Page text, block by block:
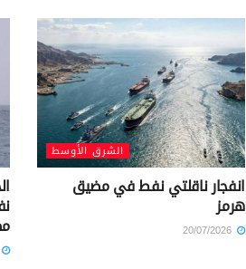
الشرق الأوسط
انفجار ناقلتي نفط في مضيق
هرمز